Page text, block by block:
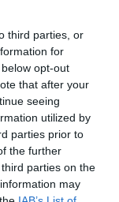
third parties, or
for
opt-out
that after your
seeing
utilized by
parties prior to
the further
parties on the
may
a Revolut Pro
a magyar fióktelep
100 000 euróig